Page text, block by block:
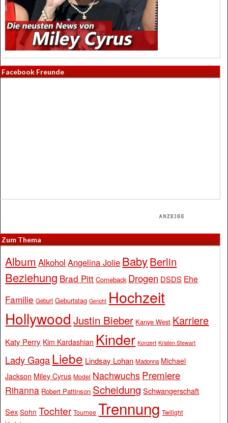
Facebook Freunde
Zum Thema
Album Alkohol Angelina Jolie BabyBerlin
Beziehung Brad Pitt Comeback Drogen DSDS Ehe
Familie Geburt Geburtstag Gericht Hochzeit
Hollywood Justin Bieber Kanye West Karriere
Katy Perry Kim Kardashian Kinder Konzert Kristen Stewart
Lady Gaga Liebe Lindsay Lohan Madonna Michael
Jackson Miley Cyrus Model Nachwuchs Premiere
Rihanna Robert Pattinson Scheidung Schwangerschaft
Sex Sohn Tochter Tournee Trennung Twilight